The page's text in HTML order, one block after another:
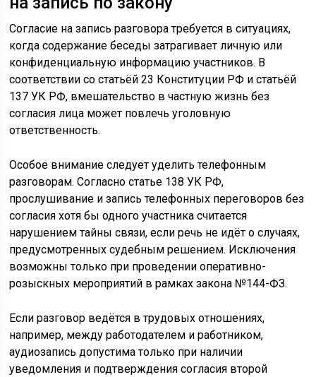
Согласие на запись разговора требуется в ситуациях,
когда содержание беседы затрагивает личную или
конфиденциальную информацию участников. В
соответствии со статьёй 23 Конституции РФ и статьёй
137 УК РФ, вмешательство в частную жизнь без
согласия лица может повлечь уголовную
ответственность.
Особое внимание следует уделить телефонным
разговорам. Согласно статье 138 УК РФ,
прослушивание и запись телефонных переговоров без
согласия хотя бы одного участника считается
нарушением тайны связи, если речь не идёт о случаях,
предусмотренных судебным решением. Исключения
возможны только при проведении оперативно-
розыскных мероприятий в рамках закона №144-ФЗ.
Если разговор ведётся в трудовых отношениях,
например, между работодателем и работником,
аудиозапись допустима только при наличии
уведомления и подтверждения согласия второй